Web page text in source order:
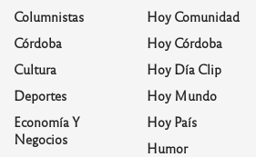
Columnistas
Córdoba
Cultura
Deportes
Economía Y
Negocios
Hoy Comunidad
Hoy Córdoba
Hoy Día Clip
Hoy Mundo
Hoy País
Humor